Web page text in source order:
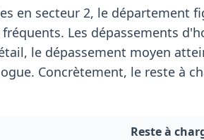
en secteur 2, le département
Les dépassements
le dépassement moyen
Concrètement, le reste à
Reste à